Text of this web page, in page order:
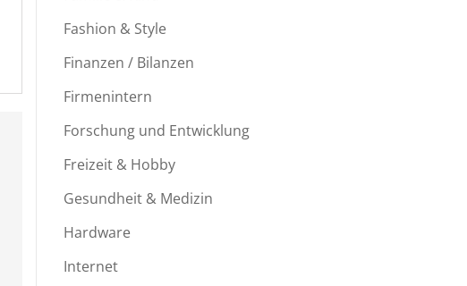
Fashion & Style
Finanzen / Bilanzen
Firmenintern
Forschung und Entwicklung
Freizeit & Hobby
Gesundheit & Medizin
Hardware
Internet